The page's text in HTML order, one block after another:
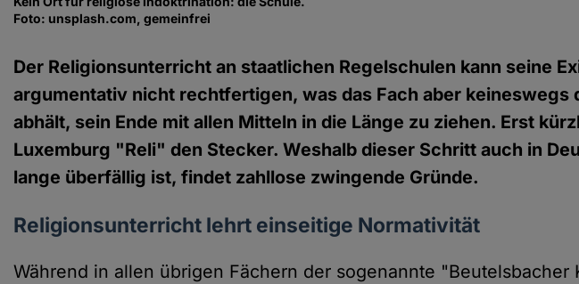
Foto: unsplash.com, gemeinfrei
Der Religionsunterricht an staatlichen Regelschulen kann seine
argumentativ nicht rechtfertigen, was das Fach aber keineswegs
abhält, sein Ende mit allen Mitteln in die Länge zu ziehen. Erst
Luxemburg "Reli" den Stecker. Weshalb dieser Schritt auch in
lange überfällig ist, findet zahllose zwingende Gründe.
Religionsunterricht lehrt einseitige Normativität
Während in allen übrigen Fächern der sogenannte "Beutelsbacher